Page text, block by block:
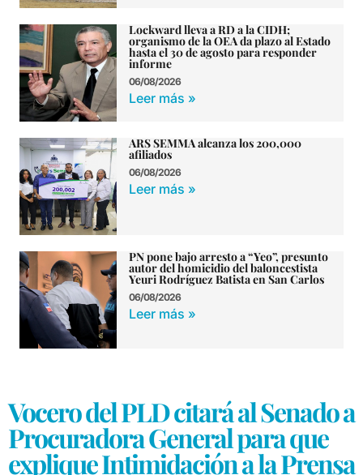
Lockward lleva a RD a la CIDH;
organismo de la OEA da plazo al Estado
hasta el 30 de agosto para responder
informe
06/08/2026
Leer más »
ARS SEMMA alcanza los 200,000
afiliados
06/08/2026
Leer más »
PN pone bajo arresto a “Yeo”, presunto
autor del homicidio del baloncestista
Yeuri Rodríguez Batista en San Carlos
06/08/2026
Leer más »
Vocero del PLD citará al Senado a
Procuradora General para que
explique Intimidación a la Prensa